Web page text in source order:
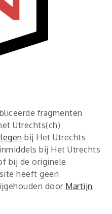
fragmenten
Utrechts(ch)
bij Het Utrechts
bij Het Utrechts
bij de originele
heeft geen
door Martijn